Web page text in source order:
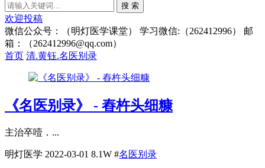
搜 索
欢迎投稿
微信公众号：（明灯医学课堂） 学习微信:（262412996） 邮
箱：（262412996@qq.com）
首页 清.黄钰.名医别录
《名医别录》 - 舂杵头细糠
主治卒噎．...
明灯医学 2022-03-01 8.1W #名医别录